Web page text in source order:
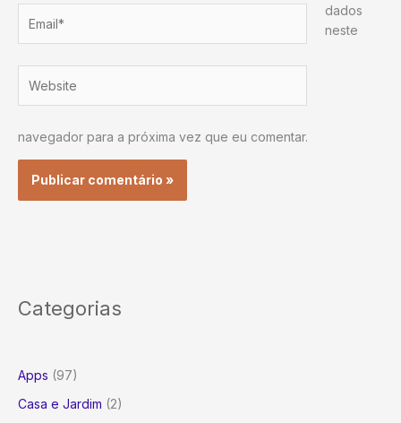
dados
neste
navegador para a próxima vez que eu comentar.
Categorias
Apps (97)
Casa e Jardim (2)